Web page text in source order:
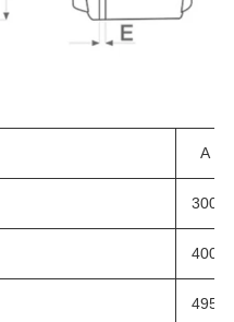
A
300
400
495